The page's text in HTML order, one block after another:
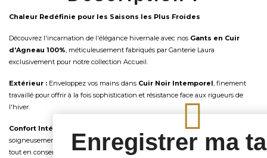
Chaleur Redéfinie pour les Saisons les Plus Froides
Découvrez l'incarnation de l'élégance hivernale avec nos Gants en Cuir
d'Agneau 100%, méticuleusement fabriqués par Ganterie Laura
exclusivement pour notre collection Accueil.
Extérieur : Enveloppez vos mains dans Cuir Noir Intemporel, finement
travaillé pour offrir à la fois sophistication et résistance face aux rigueurs de
l'hiver.
Confort Intérieur : Intérieur en Polaire
soigneusement choisi en Noir Élégant
pour garantir une continuité de style
tout en conservant la chaleur corporelle précieuse.
Enregistrer ma